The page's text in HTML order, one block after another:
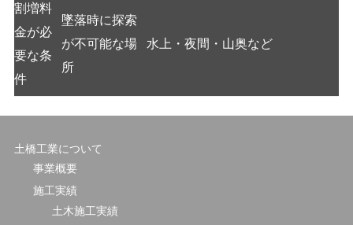
割増料
金が必
要な条
件
墜落時に探索
が不可能な場
所
水上・夜間・山奥など
土橋工業について
事業概要
施工実績
土木施工実績